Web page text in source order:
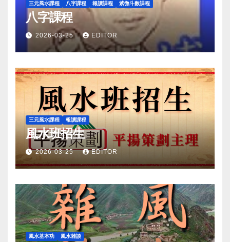
三元風水課程 八字課程 報讀課程 紫微斗數課程
八字課程
2026-03-25 EDITOR
三元風水課程 報讀課程
風水班招生
2026-03-25 EDITOR
風水基本功 風水雜談